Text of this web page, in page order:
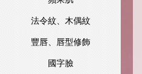
法令紋、木偶紋
豐唇、唇型修飾
國字臉